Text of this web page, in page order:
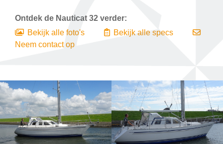
Ontdek de Nauticat 32 verder:
Bekijk alle foto's
Bekijk alle specs
Neem contact op